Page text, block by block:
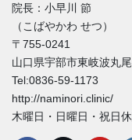
院長：小早川 節
（こばやかわ せつ）
〒755-0241
山口県宇部市東岐波丸
Tel:0836-59-1173
http://naminori.clinic/
木曜日・日曜日・祝日